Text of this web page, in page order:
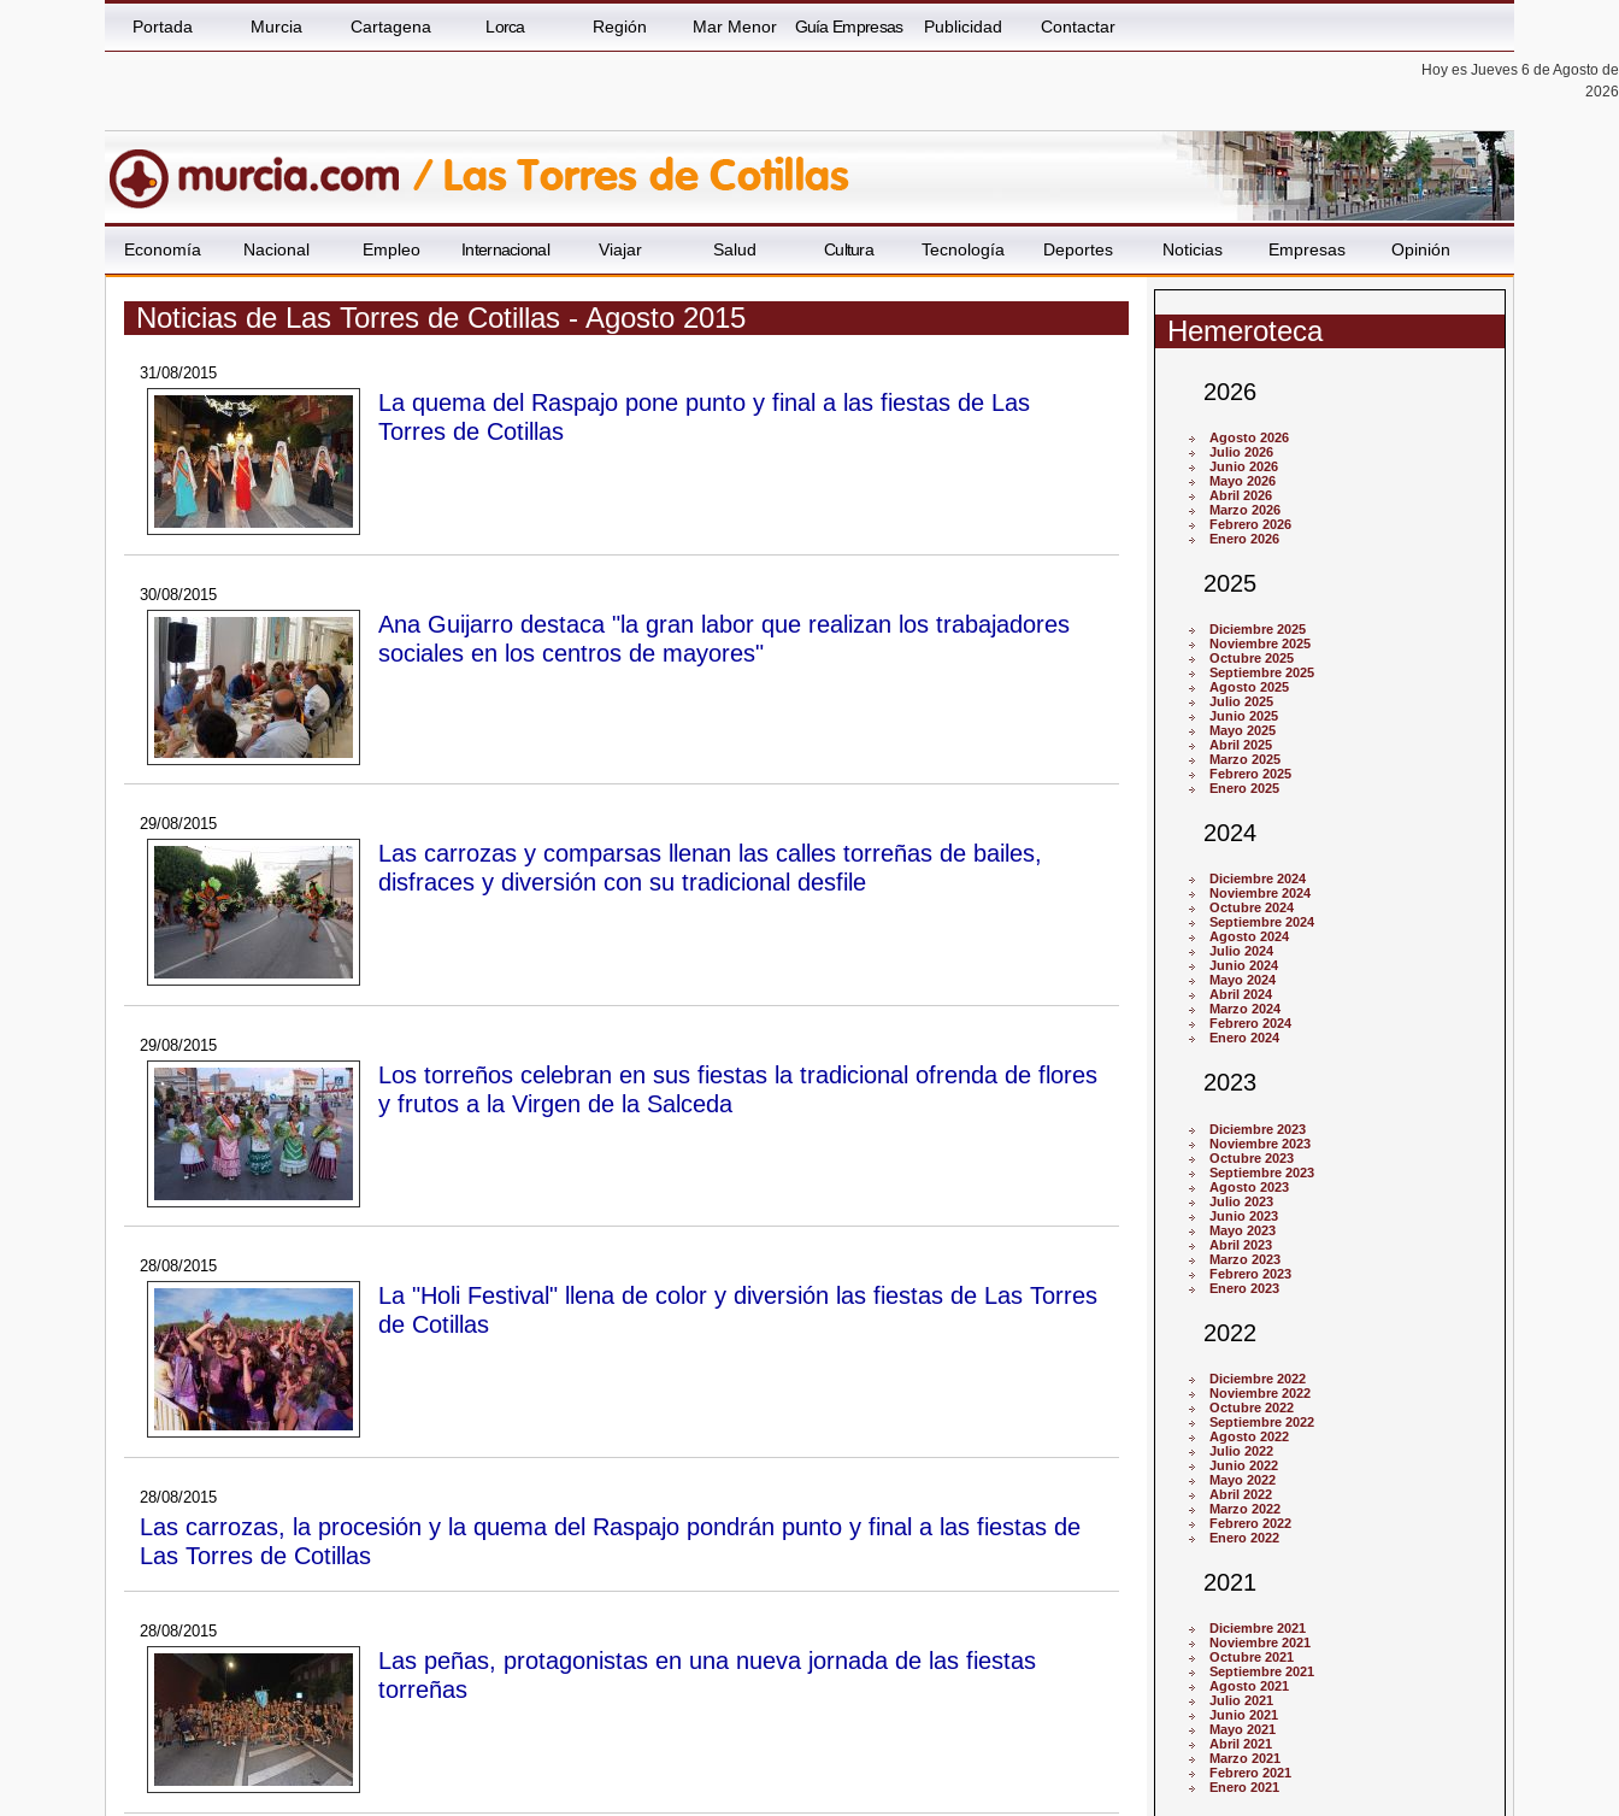
Portada Murcia Cartagena Lorca Región Mar Menor Guía Empresas Publicidad Contactar
Hoy es Jueves 6 de Agosto de
2026
Economía Nacional Empleo Internacional Viajar Salud Cultura Tecnología Deportes Noticias Empresas Opinión
Noticias de Las Torres de Cotillas - Agosto 2015
31/08/2015
La quema del Raspajo pone punto y final a las fiestas de Las
Torres de Cotillas
30/08/2015
Ana Guijarro destaca "la gran labor que realizan los trabajadores
sociales en los centros de mayores"
29/08/2015
Las carrozas y comparsas llenan las calles torreñas de bailes,
disfraces y diversión con su tradicional desfile
29/08/2015
Los torreños celebran en sus fiestas la tradicional ofrenda de flores
y frutos a la Virgen de la Salceda
28/08/2015
La "Holi Festival" llena de color y diversión las fiestas de Las Torres
de Cotillas
28/08/2015
Las carrozas, la procesión y la quema del Raspajo pondrán punto y final a las fiestas de
Las Torres de Cotillas
28/08/2015
Las peñas, protagonistas en una nueva jornada de las fiestas
torreñas
Hemeroteca
2026
Agosto 2026
Julio 2026
Junio 2026
Mayo 2026
Abril 2026
Marzo 2026
Febrero 2026
Enero 2026
2025
Diciembre 2025
Noviembre 2025
Octubre 2025
Septiembre 2025
Agosto 2025
Julio 2025
Junio 2025
Mayo 2025
Abril 2025
Marzo 2025
Febrero 2025
Enero 2025
2024
Diciembre 2024
Noviembre 2024
Octubre 2024
Septiembre 2024
Agosto 2024
Julio 2024
Junio 2024
Mayo 2024
Abril 2024
Marzo 2024
Febrero 2024
Enero 2024
2023
Diciembre 2023
Noviembre 2023
Octubre 2023
Septiembre 2023
Agosto 2023
Julio 2023
Junio 2023
Mayo 2023
Abril 2023
Marzo 2023
Febrero 2023
Enero 2023
2022
Diciembre 2022
Noviembre 2022
Octubre 2022
Septiembre 2022
Agosto 2022
Julio 2022
Junio 2022
Mayo 2022
Abril 2022
Marzo 2022
Febrero 2022
Enero 2022
2021
Diciembre 2021
Noviembre 2021
Octubre 2021
Septiembre 2021
Agosto 2021
Julio 2021
Junio 2021
Mayo 2021
Abril 2021
Marzo 2021
Febrero 2021
Enero 2021